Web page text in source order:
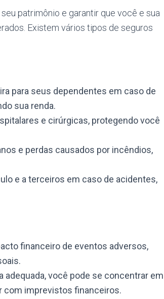
patrimônio e garantir que você e sua
Existem vários tipos de seguros
para seus dependentes em caso de
sua renda.
e cirúrgicas, protegendo você
e perdas causados por incêndios,
e a terceiros em caso de acidentes,
financeiro de eventos adversos,
adequada, você pode se concentrar em
com imprevistos financeiros.